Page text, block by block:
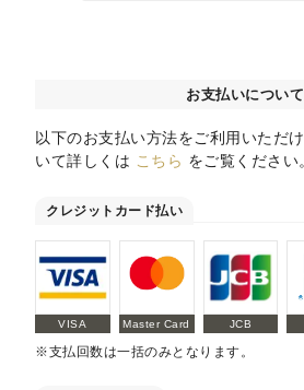
お支払いについて
以下のお支払い方法をご利用いただ
いて詳しくは こちら をご覧ください
クレジットカード払い
VISA Master Card JCB
※支払回数は一括のみとなります。